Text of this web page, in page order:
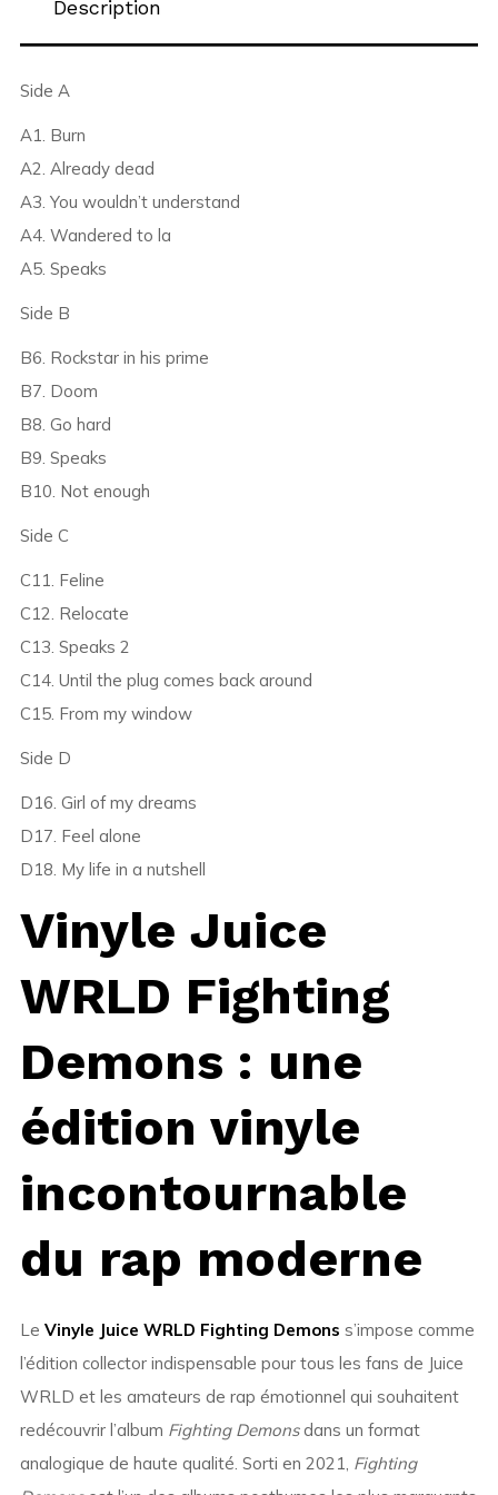
Description
Side A
A1. Burn
A2. Already dead
A3. You wouldn’t understand
A4. Wandered to la
A5. Speaks
Side B
B6. Rockstar in his prime
B7. Doom
B8. Go hard
B9. Speaks
B10. Not enough
Side C
C11. Feline
C12. Relocate
C13. Speaks 2
C14. Until the plug comes back around
C15. From my window
Side D
D16. Girl of my dreams
D17. Feel alone
D18. My life in a nutshell
Vinyle Juice
WRLD Fighting
Demons : une
édition vinyle
incontournable
du rap moderne
Le Vinyle Juice WRLD Fighting Demons s’impose comme
l’édition collector indispensable pour tous les fans de Juice
WRLD et les amateurs de rap émotionnel qui souhaitent
redécouvrir l’album Fighting Demonsdans un format
analogique de haute qualité. Sorti en 2021, Fighting